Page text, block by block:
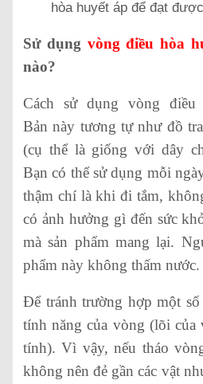
hòa huyết áp để đạt
Sử dụng vòng điều hòa
nào?
Cách sử dụng vòng
Bản này tương tự như đồ
(cụ thể là giống với dây
Bạn có thể sử dụng mỗi
thậm chí là khi đi tắm,
có ảnh hưởng gì đến sức
mà sản phẩm mang lại.
phẩm này không thấm nước.
Để tránh trường hợp một
tính năng của vòng (lõi của
tính). Vì vậy, nếu tháo
không nên đẻ gần các vật